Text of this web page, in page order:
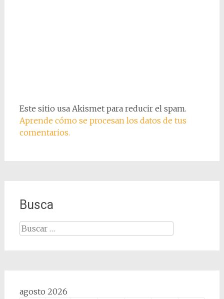
Este sitio usa Akismet para reducir el spam.
Aprende cómo se procesan los datos de tus
comentarios.
Busca
Buscar:
agosto 2026